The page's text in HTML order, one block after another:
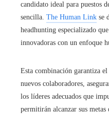
candidato ideal para puestos
sencilla. The Human Link se
headhunting especializado
innovadoras con un enfoque
Esta combinación garantiza
nuevos colaboradores,
los líderes adecuados que
permitirán alcanzar sus metas